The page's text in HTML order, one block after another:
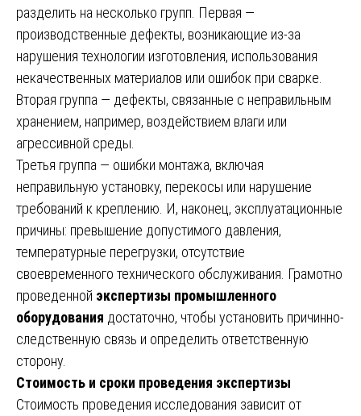
разделить на несколько групп. Первая —
производственные дефекты, возникающие из-за
нарушения технологии изготовления, использования
некачественных материалов или ошибок при сварке.
Вторая группа — дефекты, связанные с неправильным
хранением, например, воздействием влаги или
агрессивной среды.
Третья группа — ошибки монтажа, включая
неправильную установку, перекосы или нарушение
требований к креплению. И, наконец, эксплуатационные
причины: превышение допустимого давления,
температурные перегрузки, отсутствие
своевременного технического обслуживания. Грамотно
проведенной экспертизы промышленного
оборудования достаточно, чтобы установить причинно-
следственную связь и определить ответственную
сторону.
Стоимость и сроки проведения экспертизы
Стоимость проведения исследования зависит от